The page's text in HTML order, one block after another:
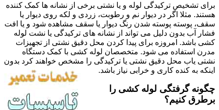
برای تشخیص ترکیدگی لوله و یا نشتی برخی از نشانه ها کمک کننده
هستند. مثلا اگر در دیوار نم و رطوبت، زردی و لکه روی دیوار یا
سقف، پوسته پوسته شدن رنگ دیوار یا سقف مشاهده شود و یا افت
فشار آب بدون دلیل می تواند از نشانه های ترکیدگی یا نشت لوله
کشی باشد. امروزه برای پیدا کردن محل دقیق نشتی از تجهیزات
مدرن استفاده می شود. متخصصان لوله کشی با کمک دستگاه
نشتی یاب محل دقیق نشتی یا ترکیدگی را مشخص خواهند کرد بدون
اینکه به کنده کاری و خرابی نیاز باشد.
چگونه گرفتگی لوله کشی را
برطرق کنیم؟